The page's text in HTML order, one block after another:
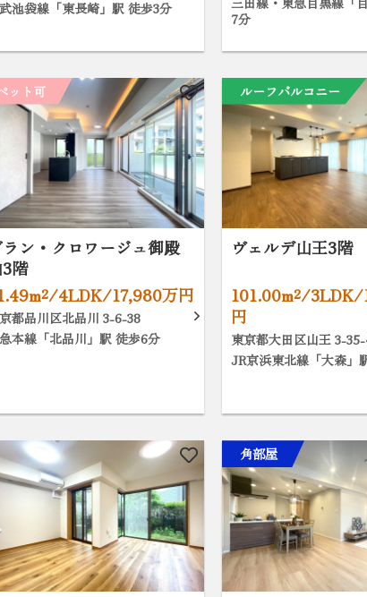
池袋線「東長崎」駅 徒歩3分
7分
ット可
ラン・クロワージュ御殿
階
4LDK/17,980万円
都品川区北品川 3-6-38
本線「北品川」駅 徒歩6分
ルーフバルコニー
ヴェルデ山王3階
101.00m²/
円
東京都大田区山王 3-
JR京浜東北線「大森」
角部屋